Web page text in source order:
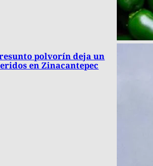
polvorín deja un
en Zinacantepec